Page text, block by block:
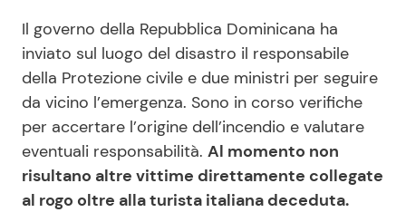
Il governo della Repubblica Dominicana ha
inviato sul luogo del disastro il responsabile
della Protezione civile e due ministri per seguire
da vicino l’emergenza. Sono in corso verifiche
per accertare l’origine dell’incendio e valutare
eventuali responsabilità. Al momento non
risultano altre vittime direttamente collegate
al rogo oltre alla turista italiana deceduta.